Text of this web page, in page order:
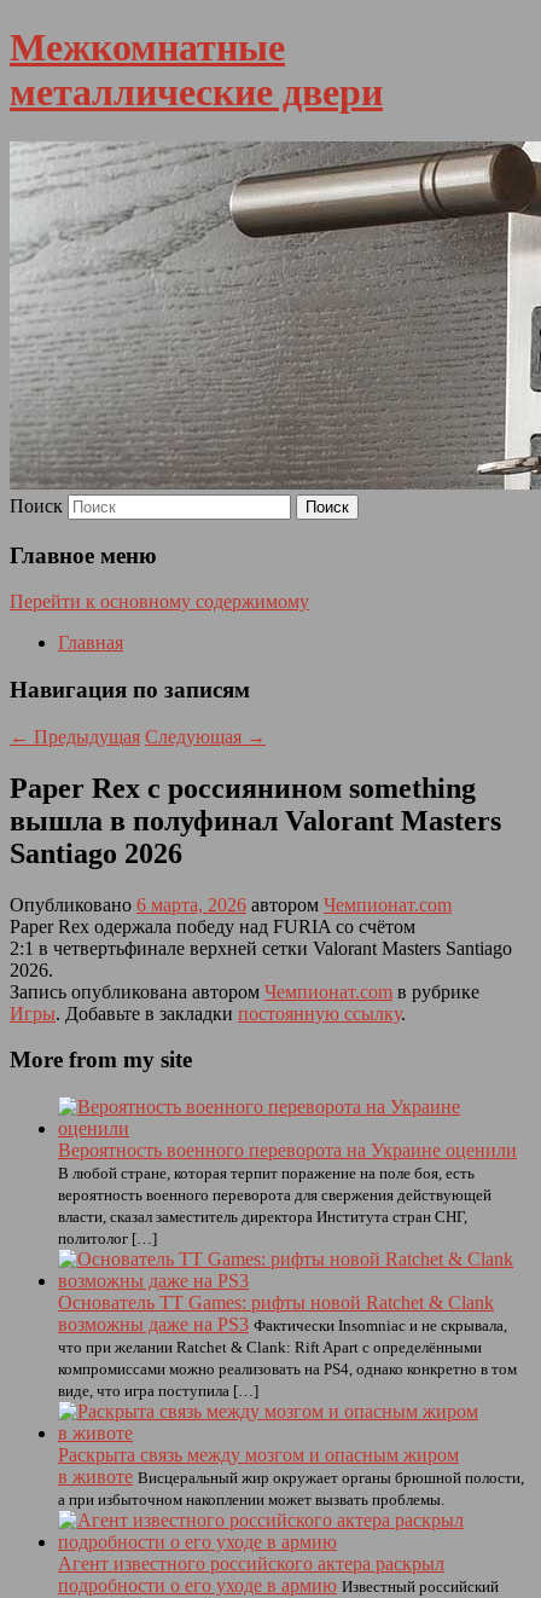
Межкомнатные
металлические двери
Поиск
Главное меню
Перейти к основному содержимому
Главная
Навигация по записям
← Предыдущая Следующая →
Paper Rex с россиянином something
вышла в полуфинал Valorant Masters
Santiago 2026
Опубликовано 6 марта, 2026 автором Чемпионат.com
Paper Rex одержала победу над FURIA со счётом
2:1 в четвертьфинале верхней сетки Valorant Masters Santiago
2026.
Запись опубликована автором Чемпионат.com в рубрике
Игры. Добавьте в закладки постоянную ссылку.
More from my site
Вероятность военного переворота на Украине оценили
В любой стране, которая терпит поражение на поле боя, есть
вероятность военного переворота для свержения действующей
власти, сказал заместитель директора Института стран СНГ,
политолог […]
Основатель TT Games: рифты новой Ratchet & Clank
возможны даже на PS3 Фактически Insomniac и не скрывала,
что при желании Ratchet & Clank: Rift Apart с определёнными
компромиссами можно реализовать на PS4, однако конкретно в том
виде, что игра поступила […]
Раскрыта связь между мозгом и опасным жиром
в животе Висцеральный жир окружает органы брюшной полости,
а при избыточном накоплении может вызвать проблемы.
Агент известного российского актера раскрыл
подробности о его уходе в армию Известный российский